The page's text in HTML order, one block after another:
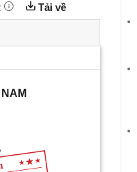
Tải về